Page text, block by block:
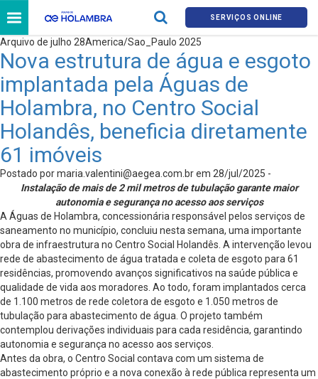
SERVIÇOS ONLINE
Arquivo de julho 28America/Sao_Paulo 2025
Nova estrutura de água e esgoto
implantada pela Águas de
Holambra, no Centro Social
Holandês, beneficia diretamente
61 imóveis
Postado pormaria.valentini@aegea.com.brem 28/jul/2025 -
Instalação de mais de 2 mil metros de tubulação garante maior
autonomia e segurança no acesso aos serviços
A Águas de Holambra, concessionária responsável pelos serviços de
saneamento no município, concluiu nesta semana, uma importante
obra de infraestrutura no Centro Social Holandês. A intervenção levou
rede de abastecimento de água tratada e coleta de esgoto para 61
residências, promovendo avanços significativos na saúde pública e
qualidade de vida aos moradores. Ao todo, foram implantados cerca
de 1.100 metros de rede coletora de esgoto e 1.050 metros de
tubulação para abastecimento de água. O projeto também
contemplou derivações individuais para cada residência, garantindo
autonomia e segurança no acesso aos serviços.
Antes da obra, o Centro Social contava com um sistema de
abastecimento próprio e a nova conexão à rede pública representa um